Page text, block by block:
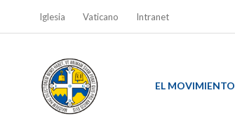
Iglesia Vaticano Intranet
EL MOVIMIENTO